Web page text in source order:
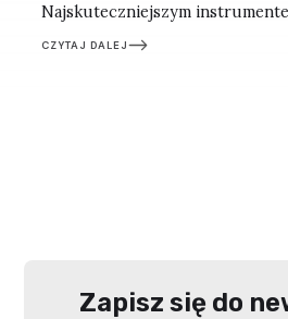
Najskuteczniejszym
europejska tożsamość, silniejsza
egoizmy. Refleksje po berlińskim
CZYTAJ DALEJ
Zapisz się do